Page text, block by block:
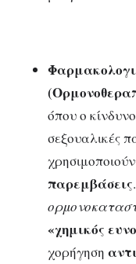
όπου ο
σεξουαλικές
παρεμβάσεις
«χημικός
χορήγηση